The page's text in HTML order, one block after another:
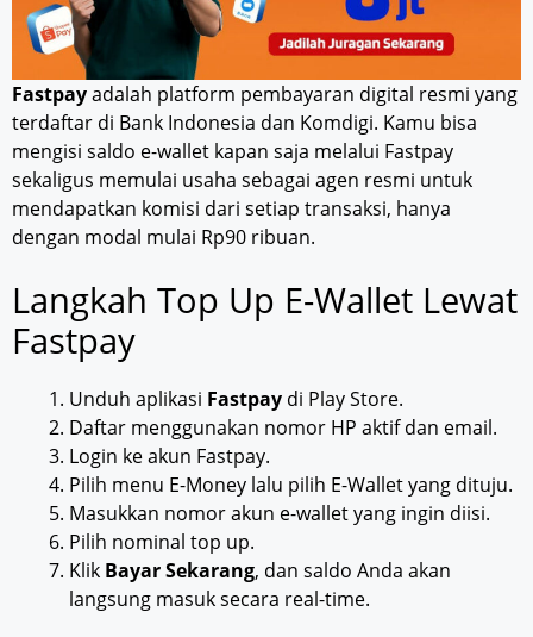
Fastpayadalah platform pembayaran digital resmi yang
terdaftar di Bank Indonesia dan Komdigi. Kamu bisa
mengisi saldo e-wallet kapan saja melalui Fastpay
sekaligus memulai usaha sebagai agen resmi untuk
mendapatkan komisi dari setiap transaksi, hanya
dengan modal mulai Rp90 ribuan.
Langkah Top Up E-Wallet Lewat
Fastpay
Unduh aplikasi Fastpay di Play Store.
Daftar menggunakan nomor HP aktif dan email.
Login ke akun Fastpay.
Pilih menu E-Money lalu pilih E-Wallet yang dituju.
Masukkan nomor akun e-wallet yang ingin diisi.
Pilih nominal top up.
Klik Bayar Sekarang, dan saldo Anda akan
langsung masuk secara real-time.